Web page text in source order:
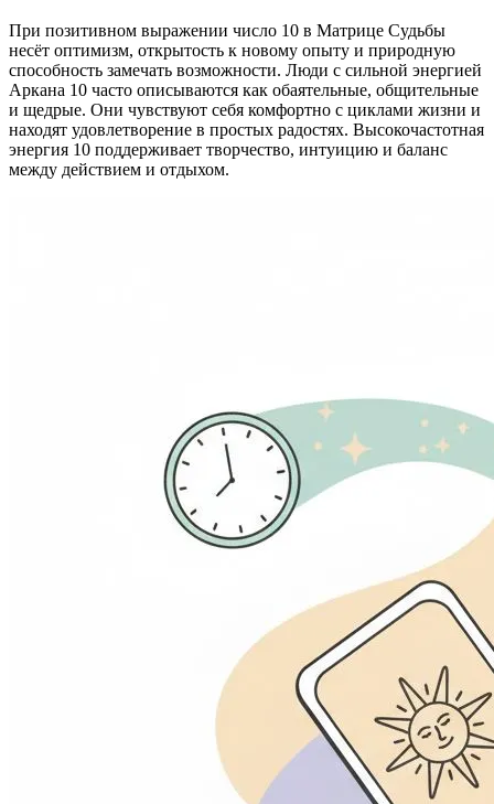
При позитивном выражении число 10 в Матрице Судьбы
несёт оптимизм, открытость к новому опыту и природную
способность замечать возможности. Люди с сильной энергией
Аркана 10 часто описываются как обаятельные, общительные
и щедрые. Они чувствуют себя комфортно с циклами жизни и
находят удовлетворение в простых радостях. Высокочастотная
энергия 10 поддерживает творчество, интуицию и баланс
между действием и отдыхом.